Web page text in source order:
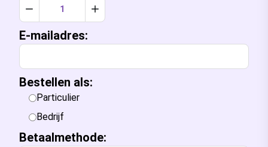
Verlaag aantal met 1Verhoog aantal met 1
E-mailadres:
Bestellen als:
Particulier
Bedrijf
Betaalmethode: